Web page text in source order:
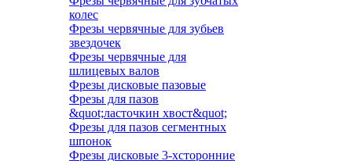
колес
Фрезы червячные для зубьев
звездочек
Фрезы червячные для
шлицевых валов
Фрезы дисковые пазовые
Фрезы для пазов
&quot;ласточкин хвост&quot;
Фрезы для пазов сегментных
шпонок
Фрезы дисковые 3-хсторонние